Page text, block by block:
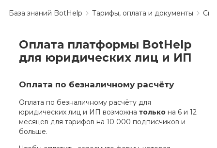
База знаний BotHelp Тарифы, оплата и документы
Оплата платформы BotHelp
для юридических лиц и ИП
Оплата по безналичному расчёту
Оплата по безналичному расчёту для
юридических лиц и ИП возможна толькона 6 и 12
месяцев для тарифов на 10 000 подписчиков и
больше.